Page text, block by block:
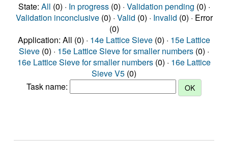
State: All (0) · In progress(0) · Validation pending (0) ·
Validation inconclusive(0) · Valid (0) · Invalid (0) · Error
(0)
Application: All (0) · 14e Lattice Sieve (0) · 15e Lattice
Sieve (0) · 15e Lattice Sieve for smaller numbers (0) ·
16e Lattice Sieve for smaller numbers (0) · 16e Lattice
Sieve V5 (0)
Task name: